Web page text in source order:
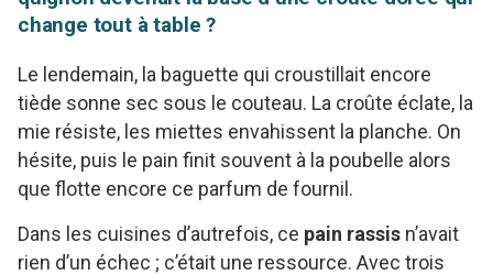
change tout à table ?
Le lendemain, la baguette qui croustillait encore
tiède sonne sec sous le couteau. La croûte éclate, la
mie résiste, les miettes envahissent la planche. On
hésite, puis le pain finit souvent à la poubelle alors
que flotte encore ce parfum de fournil.
Dans les cuisines d’autrefois, ce pain rassis n’avait
rien d’un échec ; c’était une ressource. Avec trois